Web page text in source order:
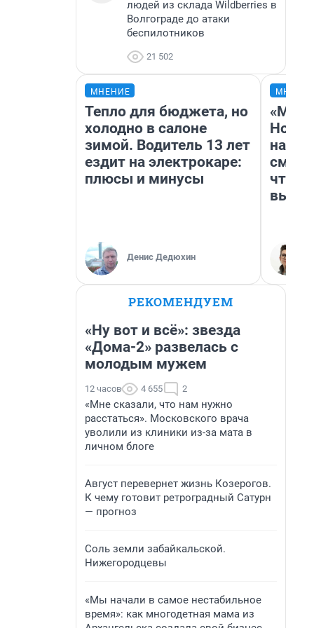
людей из склада Wildberries в
Волгограде до атаки
беспилотников
21 502
МНЕНИЕ
Тепло для бюджета, но
холодно в салоне
зимой. Водитель 13 лет
ездит на электрокаре:
плюсы и минусы
Денис Дедюхин
«Мы
РЕКОМЕНДУЕМ
«Ну вот и всё»: звезда
«Дома-2» развелась с
молодым мужем
12 часов 4 655 2
«Мне сказали, что нам нужно
расстаться». Московского врача
уволили из клиники из-за мата в
личном блоге
Август перевернет жизнь Козерогов.
К чему готовит ретроградный Сатурн
— прогноз
Соль земли забайкальской.
Нижегородцевы
«Мы начали в самое нестабильное
время»: как многодетная мама из